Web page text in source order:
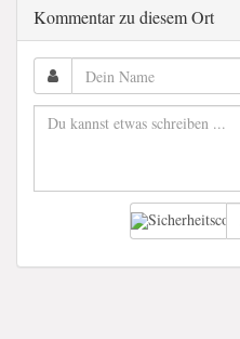
Kommentar zu diesem Ort